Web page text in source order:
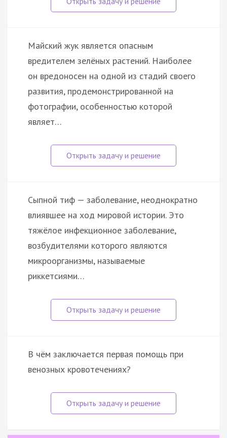
Майский жук является опасным
вредителем зелёных растений. Наиболее
он вредоносен на одной из стадий своего
развития, продемонстрированной на
фотографии, особенностью которой
являет…
Сыпной тиф — заболевание, неоднократно
влиявшее на ход мировой истории. Это
тяжёлое инфекционное заболевание,
возбудителями которого являются
микроорганизмы, называемые
риккетсиями…
В чём заключается первая помощь при
венозных кровотечениях?